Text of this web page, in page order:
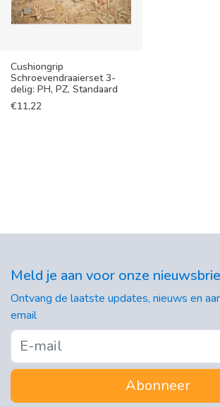
Cushiongrip
Schroevendraaierset 3-
delig: PH, PZ, Standaard
€11,22
Meld je aan voor onze
Ontvang de laatste updates, nieuws en
email
Abonneer